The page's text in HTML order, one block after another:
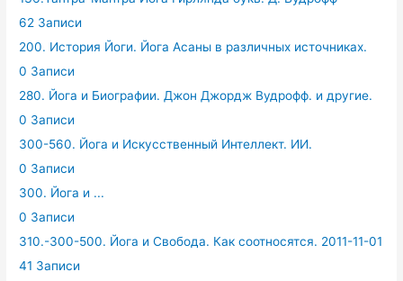
62 Записи
200. История Йоги. Йога Асаны в различных источниках.
0 Записи
280. Йога и Биографии. Джон Джордж Вудрофф. и другие.
0 Записи
300-560. Йога и Искусственный Интеллект. ИИ.
0 Записи
300. Йога и ...
0 Записи
310.-300-500. Йога и Свобода. Как соотносятся. 2011-11-01
41 Записи